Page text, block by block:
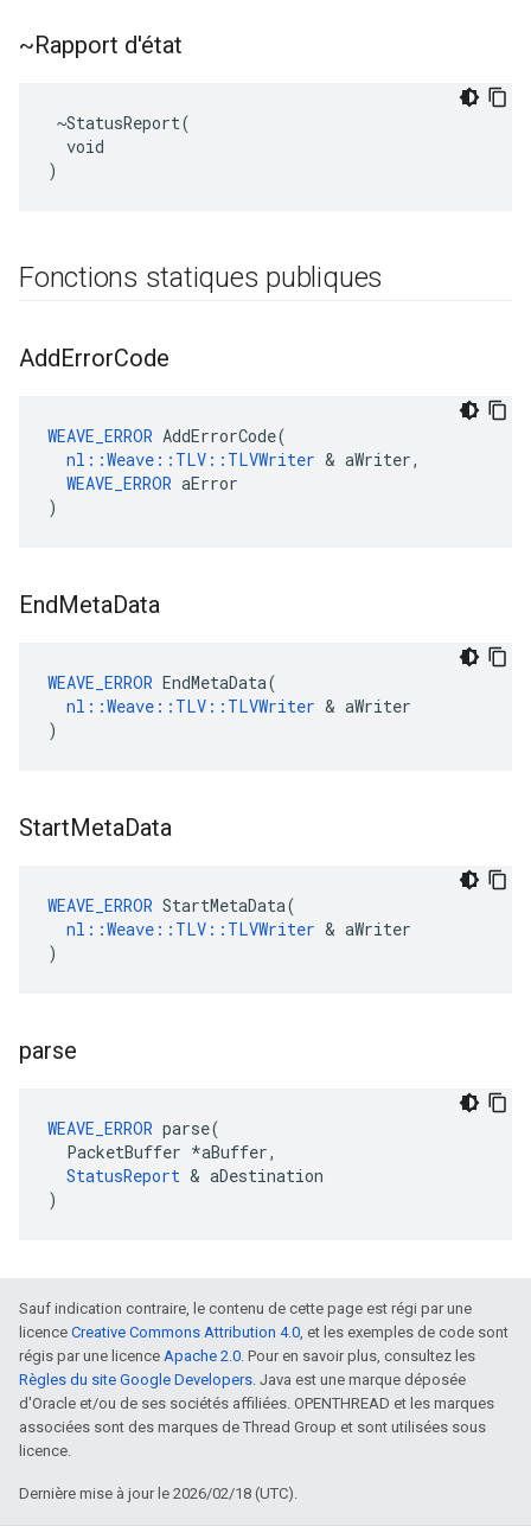
~Rapport d'état
~StatusReport(
  void
)
Fonctions statiques publiques
AddErrorCode
WEAVE_ERROR AddErrorCode(
nl::Weave::TLV::TLVWriter & aWriter,
WEAVE_ERROR aError
)
EndMetaData
WEAVE_ERROR EndMetaData(
nl::Weave::TLV::TLVWriter & aWriter
)
StartMetaData
WEAVE_ERROR StartMetaData(
nl::Weave::TLV::TLVWriter & aWriter
)
parse
WEAVE_ERROR parse(
  PacketBuffer *aBuffer,
StatusReport & aDestination
)
Sauf indication contraire, le contenu de cette page est régi par une
licence Creative Commons Attribution 4.0, et les exemples de code sont
régis par une licence Apache 2.0. Pour en savoir plus, consultez les
Règles du site Google Developers. Java est une marque déposée
d'Oracle et/ou de ses sociétés affiliées. OPENTHREAD et les marques
associées sont des marques de Thread Group et sont utilisées sous
licence.
Dernière mise à jour le 2026/02/18 (UTC).